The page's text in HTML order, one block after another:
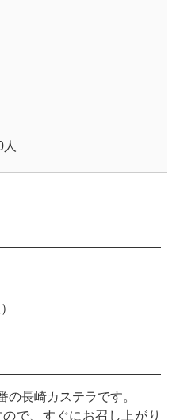
の長崎カステラです。
で、すぐにお召し上がり